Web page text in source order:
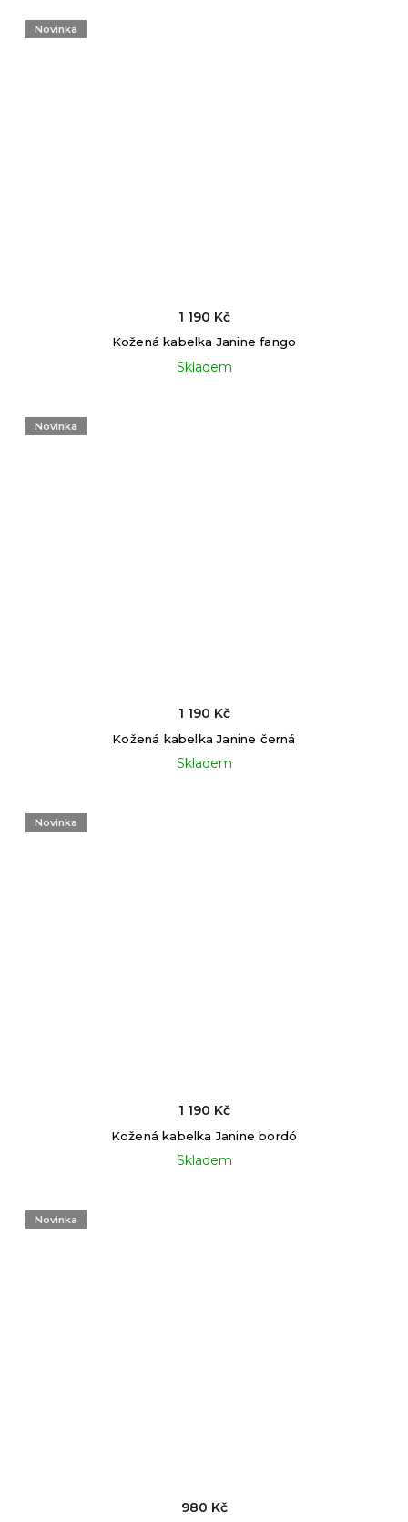
Novinka
Kožená kabelka Janine fango
Skladem
1 190 Kč
Novinka
Kožená kabelka Janine černá
Skladem
1 190 Kč
Novinka
Kožená kabelka Janine bordó
Skladem
1 190 Kč
Novinka
980 Kč